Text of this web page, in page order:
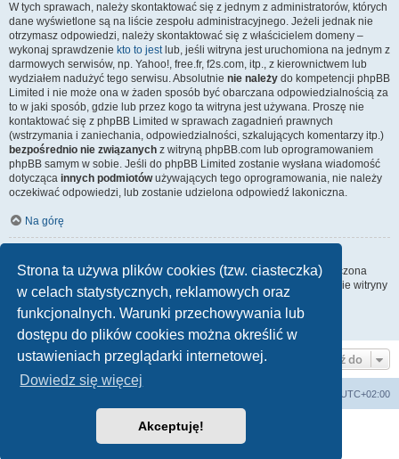
Strona ta używa plików cookies (tzw. ciasteczka)
w celach statystycznych, reklamowych oraz
funkcjonalnych. Warunki przechowywania lub
dostępu do plików cookies można określić w
ustawieniach przeglądarki internetowej.
Dowiedz się więcej
Akceptuję!
W tych sprawach, należy skontaktować się z jednym z administratorów, których
dane wyświetlone są na liście zespołu administracyjnego. Jeżeli jednak nie
otrzymasz odpowiedzi, należy skontaktować się z właścicielem domeny –
wykonaj sprawdzenie kto to jestlub, jeśli witryna jest uruchomiona na jednym z
darmowych serwisów, np. Yahoo!, free.fr, f2s.com, itp., z kierownictwem lub
wydziałem nadużyć tego serwisu. Absolutnie nie należy do kompetencji phpBB
Limited i nie może ona w żaden sposób być obarczana odpowiedzialnością za
to w jaki sposób, gdzie lub przez kogo ta witryna jest używana. Proszę nie
kontaktować się z phpBB Limited w sprawach zagadnień prawnych
(wstrzymania i zaniechania, odpowiedzialności, szkalujących komentarzy itp.)
bezpośrednio nie związanych z witryną phpBB.com lub oprogramowaniem
phpBB samym w sobie. Jeśli do phpBB Limited zostanie wysłana wiadomość
dotycząca innych podmiotówużywających tego oprogramowania, nie należy
oczekiwać odpowiedzi, lub zostanie udzielona odpowiedź lakoniczna.
Na górę
Wszyscy użytkownicy witryny mogą używać – jeśli funkcja ta jest włączona
przez administratora witryny – formularza „Kontakt z nami”. Członkowie witryny
mogą także używać odnośnika „Zespół administracyjny”.
Na górę
Przejdź do
UTC+02:00
Technologię dostarczaphpBB® Forum Software © phpBB Limited
Polski pakiet językowy dostarcza